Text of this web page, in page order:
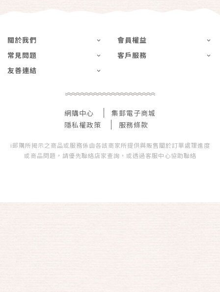
關於我們
會員權益
常見問題
客戶服務
友善連結
網購中心
集郵電子商城
隱私權政策
服務條款
i郵購所揭示之商品或服務係由各該商家所提供與販售關於訂單處理進度
或商品問題，請優先聯絡店家查詢，或透過客服中心協助聯絡